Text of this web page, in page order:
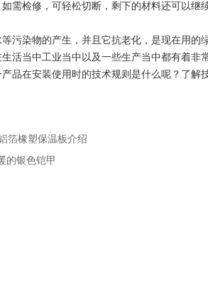
需检修，可轻松切断，剩下的材料还可以继
污染物的产生，并且它抗老化，是现在用的
活当中工业当中以及一些生产当中都有着
品在安装使用时的技术规则是什么呢？了解
箔橡塑保温板介绍
的银色铠甲